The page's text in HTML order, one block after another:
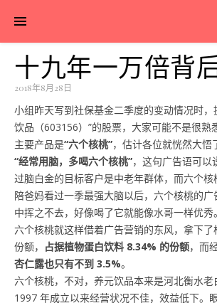
十九年一万倍背
2018年8月28日
小组昨天写到社保基金二季度的变动情况时，
饮品（603156）”的股票，大家可能不是很熟
主要产品是“六个核桃”，估计各位就恍然大悟
“经常用脑，多喝六个核桃”，这句广告语可以
过脑白金的目标客户是中老年群体，而六个核
陪爸妈看过一季最强大脑以后，六个核桃的
中挥之不去，好像喝了它就能像水哥一样优秀。
六个核桃就这样借着广告营销的东风，拿下
份额， 占据植物蛋白饮料 8.34% 的份额，而
杏仁露也只有不到 3.5%。
六个核桃，不对，养元饮品本来是河北衡水老
1997 年成立以来经营状况不佳，效益低下。